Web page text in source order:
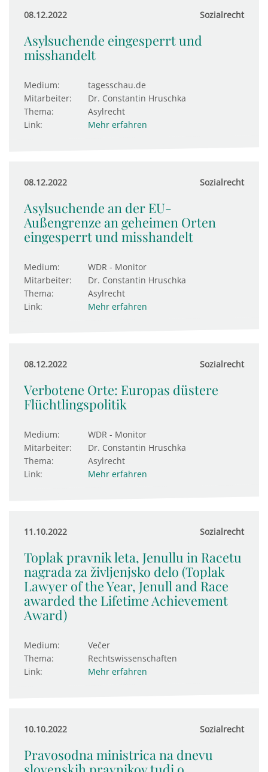
08.12.2022 Sozialrecht
Asylsuchende eingesperrt und
misshandelt
Medium:
tagesschau.de
Mitarbeiter:
Dr. Constantin Hruschka
Thema:
Asylrecht
Link:
Mehr erfahren
08.12.2022 Sozialrecht
Asylsuchende an der EU-
Außengrenze an geheimen Orten
eingesperrt und misshandelt
Medium:
WDR - Monitor
Mitarbeiter:
Dr. Constantin Hruschka
Thema:
Asylrecht
Link:
Mehr erfahren
08.12.2022 Sozialrecht
Verbotene Orte: Europas düstere
Flüchtlingspolitik
Medium:
WDR - Monitor
Mitarbeiter:
Dr. Constantin Hruschka
Thema:
Asylrecht
Link:
Mehr erfahren
11.10.2022 Sozialrecht
Toplak pravnik leta, Jenullu in Racetu
nagrada za življenjsko delo (Toplak
Lawyer of the Year, Jenull and Race
awarded the Lifetime Achievement
Award)
Medium:
Večer
Thema:
Rechtswissenschaften
Link:
Mehr erfahren
10.10.2022 Sozialrecht
Pravosodna ministrica na dnevu